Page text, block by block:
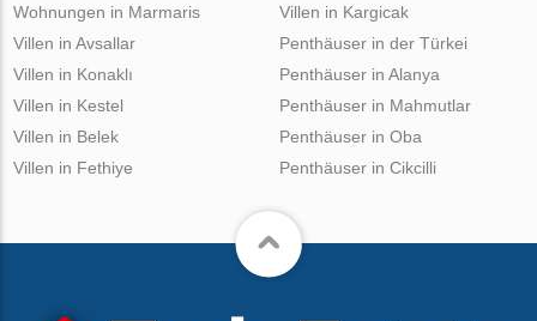
Wohnungen in Marmaris
Villen in Kargicak
Villen in Avsallar
Villen in Konaklı
Villen in Kestel
Villen in Belek
Villen in Fethiye
Penthäuser in der Türkei
Penthäuser in Alanya
Penthäuser in Mahmutlar
Penthäuser in Oba
Penthäuser in Cikcilli